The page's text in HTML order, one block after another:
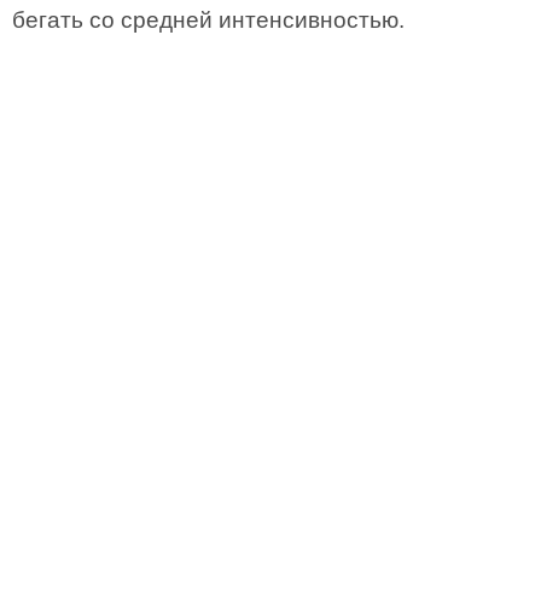
бегать со средней интенсивностью.